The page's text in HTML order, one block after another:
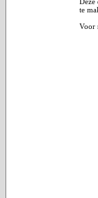
te
Voor